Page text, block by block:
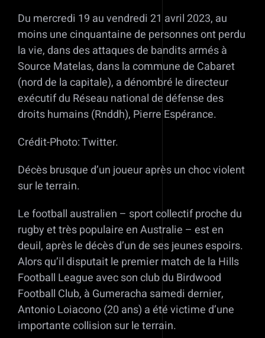
Du mercredi 19 au vendredi 21 avril 2023, au
moins une cinquantaine de personnes ont perdu
la vie, dans des attaques de bandits armés à
Source Matelas, dans la commune de Cabaret
(nord de la capitale), a dénombré le directeur
exécutif du Réseau national de défense des
droits humains (Rnddh), Pierre Espérance.
Crédit-Photo: Twitter.
Décès brusque d’un joueur après un choc violent
sur le terrain.
Le football australien – sport collectif proche du
rugby et très populaire en Australie – est en
deuil, après le décès d’un de ses jeunes espoirs.
Alors qu’il disputait le premier match de la Hills
Football League avec son club du Birdwood
Football Club, à Gumeracha samedi dernier,
Antonio Loiacono (20 ans) a été victime d’une
importante collision sur le terrain.